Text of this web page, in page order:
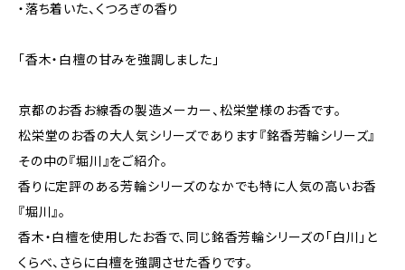
・落ち着いた、くつろぎの香り
「香木・白檀の甘みを強調しました」
京都のお香お線香の製造メーカー、松栄堂様のお香です。
松栄堂のお香の大人気シリーズであります『銘香芳輪シリーズ』
その中の『堀川』をご紹介。
香りに定評のある芳輪シリーズのなかでも特に人気の高いお香
『堀川』。
香木・白檀を使用したお香で、同じ銘香芳輪シリーズの「白川」と
くらべ、さらに白檀を強調させた香りです。